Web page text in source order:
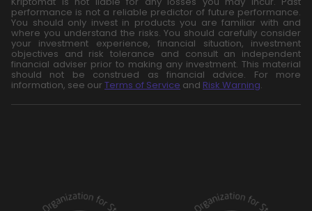
performance is not a reliable predictor of future performance.
You should only invest in products you are familiar with and
where you understand the risks. You should carefully consider
your investment experience, financial situation, investment
objectives and risk tolerance and consult an independent
financial adviser prior to making any investment. This material
should not be construed as financial advice. For more
information, see our Terms of Service and Risk Warning.